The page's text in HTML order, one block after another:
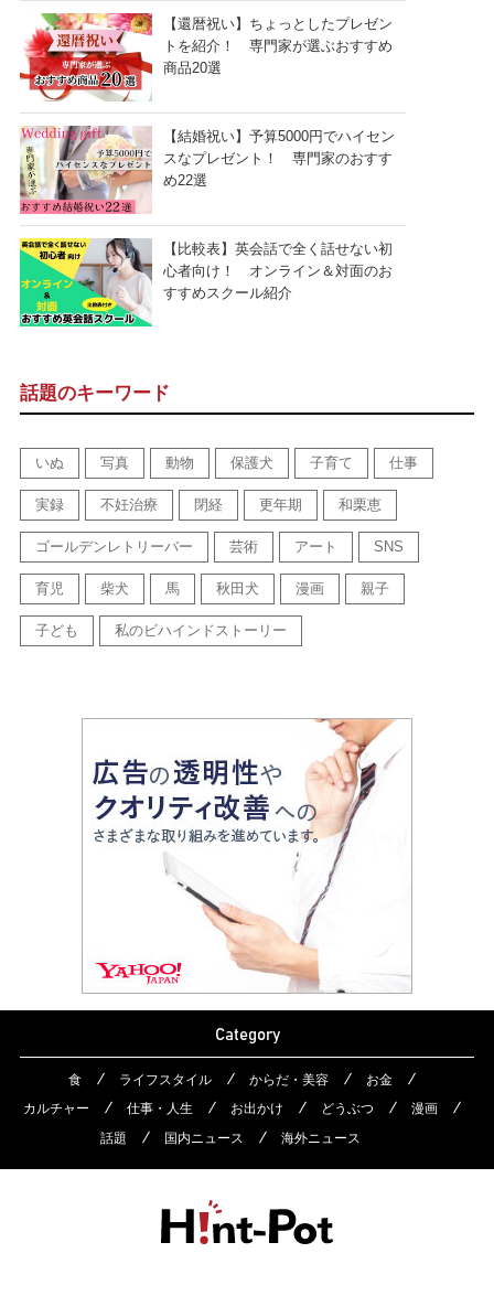
【還暦祝い】ちょっとしたプレゼン
トを紹介！ 専門家が選ぶおすすめ
商品20選
【結婚祝い】予算5000円でハイセン
スなプレゼント！ 専門家のおすす
め22選
【比較表】英会話で全く話せない初
心者向け！ オンライン＆対面のお
すすめスクール紹介
話題のキーワード
いぬ 写真 動物 保護犬 子育て 仕事
実録 不妊治療 閉経 更年期 和栗恵
ゴールデンレトリーバー 芸術 アート SNS
育児 柴犬 馬 秋田犬 漫画 親子
子ども 私のビハインドストーリー
Category
食 ライフスタイル からだ・美容
お金
カルチャー
仕事・人生 お出かけ どうぶつ
漫画
話題
国内ニュース 海外ニュース